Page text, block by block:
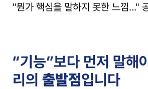
"뭔가 핵심을 말하지 못한 느낌…"
“기능”보다 먼저 말해
리의 출발점입니다